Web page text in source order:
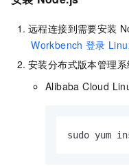
远程连接到需要安装
Workbench 登录
安装分布式版本管理系
Alibaba Cloud
sudo yum